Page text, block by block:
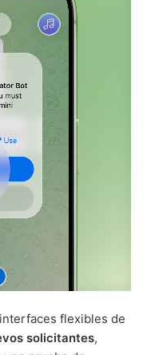
flexibles de
solicitantes,